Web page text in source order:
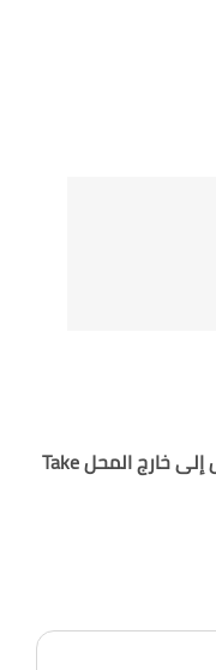
أماكن تقديم الوجبات التي تحمل إلى خارج المحل Take